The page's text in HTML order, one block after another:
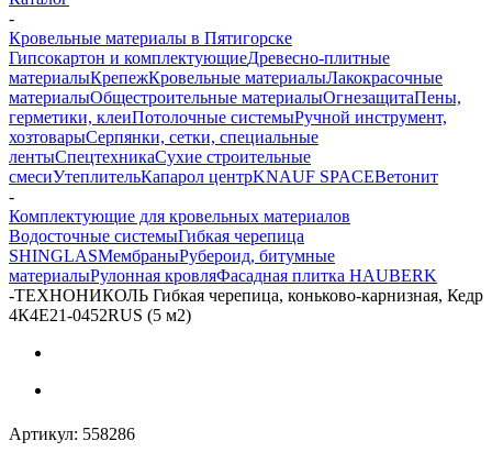
-
Кровельные материалы в Пятигорске
Гипсокартон и комплектующиеДревесно-плитные
материалыКрепежКровельные материалыЛакокрасочные
материалыОбщестроительные материалыОгнезащитаПены,
герметики, клеиПотолочные системыРучной инструмент,
хозтоварыСерпянки, сетки, специальные
лентыСпецтехникаСухие строительные
смесиУтеплительКапарол центрKNAUF SPACEВетонит
-
Комплектующие для кровельных материалов
Водосточные системыГибкая черепица
SHINGLASМембраныРубероид, битумные
материалыРулонная кровляФасадная плитка HAUBERK
-ТЕХНОНИКОЛЬ Гибкая черепица, коньково-карнизная, Кедр
4К4Е21-0452RUS (5 м2)
Артикул: 558286